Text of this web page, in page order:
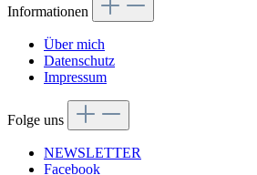
Informationen
Über mich
Datenschutz
Impressum
Folge uns
NEWSLETTER
Facebook